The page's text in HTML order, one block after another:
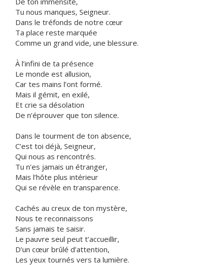
Tu nous manques, Seigneur.
Dans le tréfonds de notre cœur
Ta place reste marquée
Comme un grand vide, une blessure.
À l’infini de ta présence
Le monde est allusion,
Car tes mains l’ont formé.
Mais il gémit, en exilé,
Et crie sa désolation
De n’éprouver que ton silence.
Dans le tourment de ton absence,
C’est toi déjà, Seigneur,
Qui nous as rencontrés.
Tu n’es jamais un étranger,
Mais l’hôte plus intérieur
Qui se révèle en transparence.
Cachés au creux de ton mystère,
Nous te reconnaissons
Sans jamais te saisir.
Le pauvre seul peut t’accueillir,
D’un cœur brûlé d’attention,
Les yeux tournés vers ta lumière.